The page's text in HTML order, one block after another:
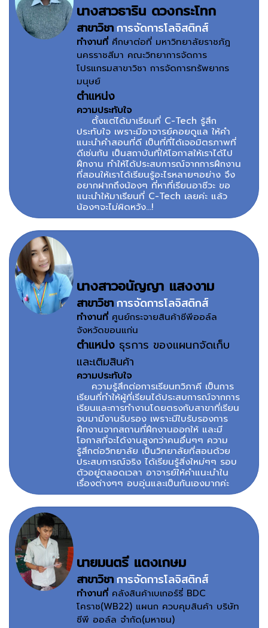
นางสาวธาริน ดวงกระโทก
สาขาวิชาการจัดการโลจิสติกส์
ทำงานที่ศึกษาต่อที่ มหาวิทยาลัยราชภัฎ
นครราชสีมา คณะวิทยาการจัดการ
โปรแกรมสาขาวิชา การจัดการทรัพยากร
มนุษย์
ตำแหน่ง
ความประทับใจ
ตั้งแต่ได้มาเรียนที่ C-Tech รู้สึก
ประทับใจ เพราะมีอาจารย์คอยดูแล ให้คำ
แนะนำคำสอนที่ดี เป็นที่ที่ได้เจอมิตรภาพที่
ดีเช่นกัน เป็นสถาบันที่ให้โอกาสให้เราได้ไป
ฝึกงาน ทำให้ได้ประสบการณ์จากการฝึกงาน
ที่สอนให้เราได้เรียนรู้อะไรหลายๆอย่าง จึง
อยากฝากถึงน้องๆ ที่หาที่เรียนอาชีวะ ขอ
แนะนำให้มาเรียนที่ C-Tech เลยค่ะ แล้ว
น้องๆจะไม่ผิดหวัง...!
นางสาวอนัญญา แสงงาม
สาขาวิชาการจัดการโลจิสติกส์
ทำงานที่ศูนย์กระจายสินค้าซีพีออล์ล
จังหวัดขอนแก่น
ตำแหน่ง ธุรการ ของแผนกจัดเก็บ
และเติมสินค้า
ความประทับใจ
ความรู้สึกต่อการเรียนทวิภาคี เป็นการ
เรียนที่ทำให้ผู้ที่เรียนได้ประสบการณ์จากการ
เรียนและการทำงานโดยตรงกับสาขาที่เรียน
จบมามีงานรับรอง เพราะมีใบรับรองการ
ฝึกงานจากสถานที่ฝึกงานออกให้ และมี
โอกาสที่จะได้งานสูงกว่าคนอื่นๆๆ ความ
รู้สึกต่อวิทยาลัย เป็นวิทยาลัยที่สอนด้วย
ประสบการณ์จริง ได้เรียนรู้สิ่งใหม่ๆๆ รอบ
ตัวอยู่ตลอดเวลา อาจารย์ให้คำแนะนำใน
เรื่องต่างๆๆ อบอุ่นและเป็นกันเองมากค่ะ
นายมนตรี แตงเกษม
สาขาวิชาการจัดการโลจิสติกส์
ทำงานที่คลังสินค้าเบเกอร์รี่ BDC
โคราช(WB22) แผนก ควบคุมสินค้า บริษัท
ซีพี ออล์ล จำกัด(มหาชน)